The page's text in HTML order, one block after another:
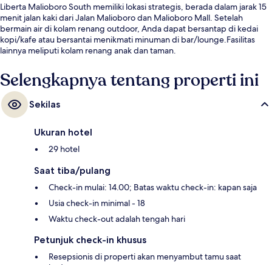
Liberta Malioboro South memiliki lokasi strategis, berada dalam jarak 15
menit jalan kaki dari Jalan Malioboro dan Malioboro Mall. Setelah
bermain air di kolam renang outdoor, Anda dapat bersantap di kedai
kopi/kafe atau bersantai menikmati minuman di bar/lounge.Fasilitas
lainnya meliputi kolam renang anak dan taman.
Selengkapnya tentang properti ini
Sekilas
Ukuran hotel
29 hotel
Saat tiba/pulang
Check-in mulai: 14.00; Batas waktu check-in: kapan saja
Usia check-in minimal - 18
Waktu check-out adalah tengah hari
Petunjuk check-in khusus
Resepsionis di properti akan menyambut tamu saat